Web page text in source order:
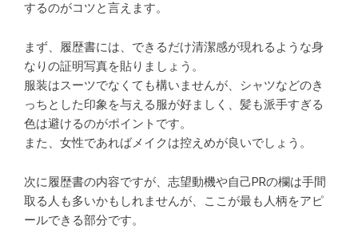
するのがコツと言えます。
まず、履歴書には、できるだけ清潔感が現れるような身
なりの証明写真を貼りましょう。
服装はスーツでなくても構いませんが、シャツなどのき
っちとした印象を与える服が好ましく、髪も派手すぎる
色は避けるのがポイントです。
また、女性であればメイクは控えめが良いでしょう。
次に履歴書の内容ですが、志望動機や自己PRの欄は手間
取る人も多いかもしれませんが、ここが最も人柄をアピ
ールできる部分です。